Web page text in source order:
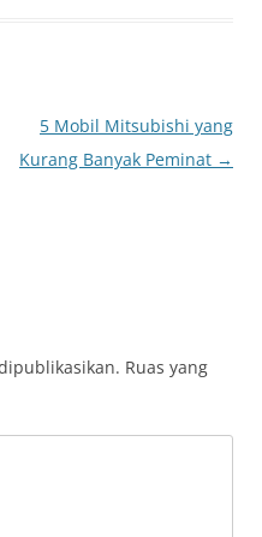
5 Mobil Mitsubishi yang
Kurang Banyak Peminat →
Ruas yang